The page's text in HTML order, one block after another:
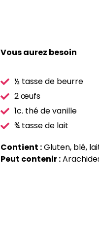
Vous aurez besoin
½ tasse de beurre
2 œufs
1c. thé de vanille
¾ tasse de lait
Contient :Gluten, blé,
Peut contenir :